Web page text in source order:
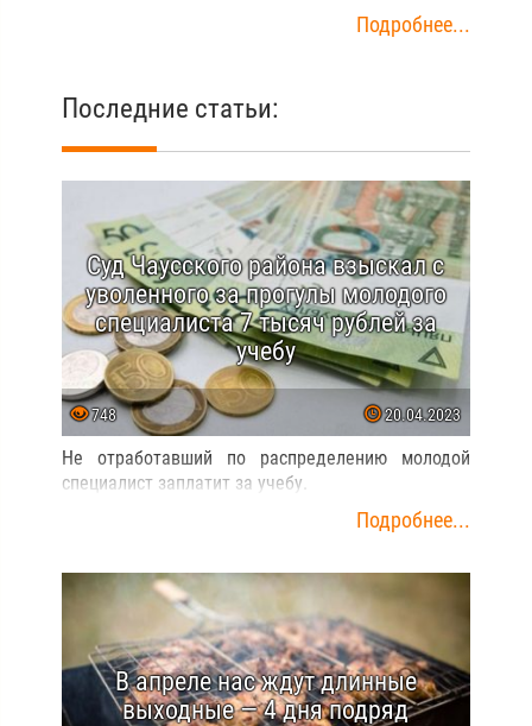
Подробнее...
Последние статьи:
Суд Чаусского района взыскал с
уволенного за прогулы молодого
специалиста 7 тысяч рублей за
учебу
748 20.04.2023
Не отработавший по распределению молодой
специалист заплатит за учебу.
Подробнее...
В апреле нас ждут длинные
выходные — 4 дня подряд